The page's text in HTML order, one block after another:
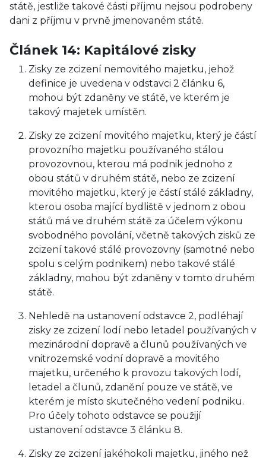
státě, jestliže takové části příjmu nejsou podrobeny
dani z příjmu v prvně jmenovaném státě.
Článek 14: Kapitálové zisky
Zisky ze zcizení nemovitého majetku, jehož
definice je uvedena v odstavci 2 článku 6,
mohou být zdaněny ve státě, ve kterém je
takový majetek umístěn.
Zisky ze zcizení movitého majetku, který je částí
provozního majetku používaného stálou
provozovnou, kterou má podnik jednoho z
obou států v druhém státě, nebo ze zcizení
movitého majetku, který je částí stálé základny,
kterou osoba mající bydliště v jednom z obou
států má ve druhém státě za účelem výkonu
svobodného povolání, včetně takových zisků ze
zcizení takové stálé provozovny (samotné nebo
spolu s celým podnikem) nebo takové stálé
základny, mohou být zdaněny v tomto druhém
státě.
Nehledě na ustanovení odstavce 2, podléhají
zisky ze zcizení lodí nebo letadel používaných v
mezinárodní dopravě a člunů používaných ve
vnitrozemské vodní dopravě a movitého
majetku, určeného k provozu takových lodí,
letadel a člunů, zdanění pouze ve státě, ve
kterém je místo skutečného vedení podniku.
Pro účely tohoto odstavce se použijí
ustanovení odstavce 3 článku 8.
Zisky ze zcizení jakéhokoli majetku, jiného než